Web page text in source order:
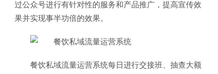
过公众号进行有针对性的服务和产品推广，提高宣传效
果并实现事半功倍的效果。
餐饮私域流量运营系统每日进行交接班、抽查大额